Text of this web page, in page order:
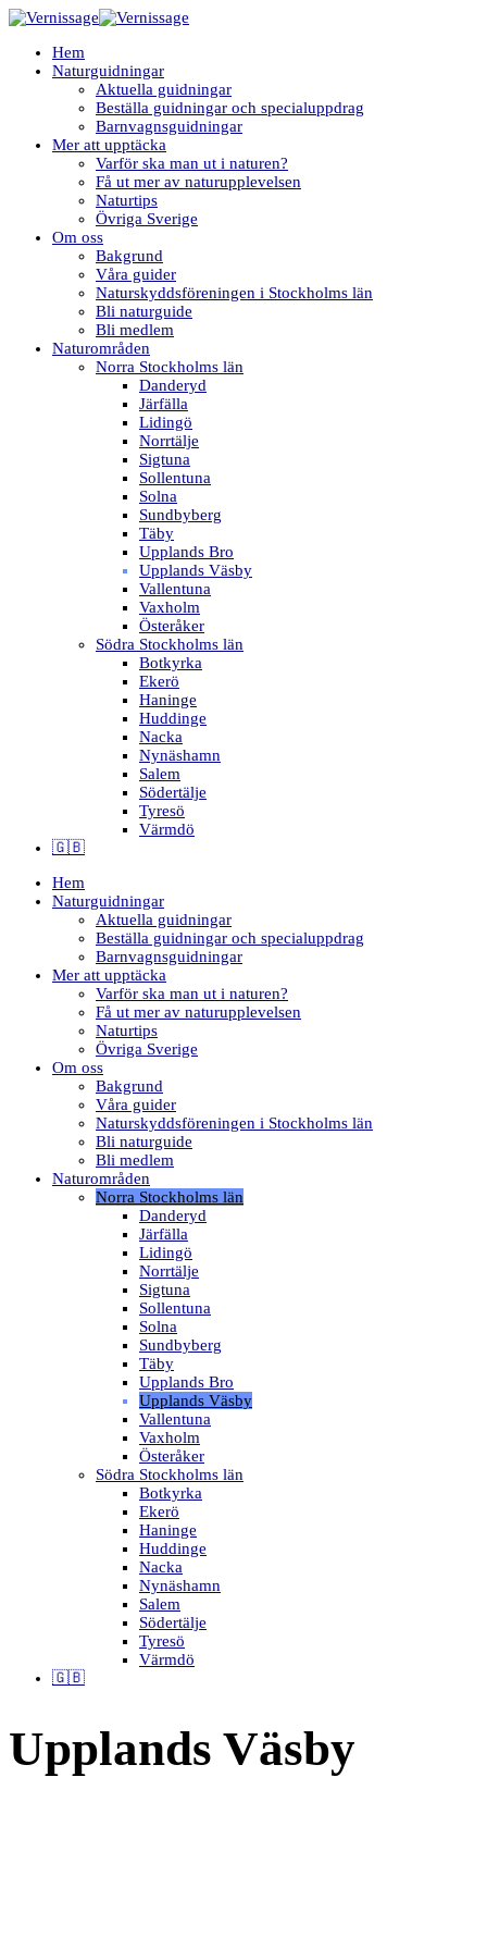
Hem
Naturguidningar
Aktuella guidningar
Beställa guidningar och specialuppdrag
Barnvagnsguidningar
Mer att upptäcka
Varför ska man ut i naturen?
Få ut mer av naturupplevelsen
Naturtips
Övriga Sverige
Om oss
Bakgrund
Våra guider
Naturskyddsföreningen i Stockholms län
Bli naturguide
Bli medlem
Naturområden
Norra Stockholms län
Danderyd
Järfälla
Lidingö
Norrtälje
Sigtuna
Sollentuna
Solna
Sundbyberg
Täby
Upplands Bro
Upplands Väsby
Vallentuna
Vaxholm
Österåker
Södra Stockholms län
Botkyrka
Ekerö
Haninge
Huddinge
Nacka
Nynäshamn
Salem
Södertälje
Tyresö
Värmdö
🇬🇧
Hem
Naturguidningar
Aktuella guidningar
Beställa guidningar och specialuppdrag
Barnvagnsguidningar
Mer att upptäcka
Varför ska man ut i naturen?
Få ut mer av naturupplevelsen
Naturtips
Övriga Sverige
Om oss
Bakgrund
Våra guider
Naturskyddsföreningen i Stockholms län
Bli naturguide
Bli medlem
Naturområden
Norra Stockholms län
Danderyd
Järfälla
Lidingö
Norrtälje
Sigtuna
Sollentuna
Solna
Sundbyberg
Täby
Upplands Bro
Upplands Väsby
Vallentuna
Vaxholm
Österåker
Södra Stockholms län
Botkyrka
Ekerö
Haninge
Huddinge
Nacka
Nynäshamn
Salem
Södertälje
Tyresö
Värmdö
🇬🇧
Upplands Väsby